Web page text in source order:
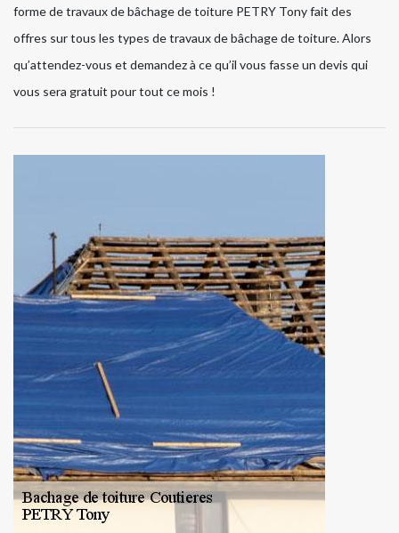
forme de travaux de bâchage de toiture PETRY Tony fait des
offres sur tous les types de travaux de bâchage de toiture. Alors
qu’attendez-vous et demandez à ce qu’il vous fasse un devis qui
vous sera gratuit pour tout ce mois !